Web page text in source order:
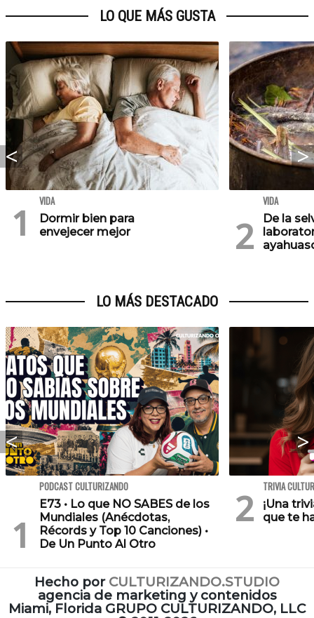
LO QUE MÁS GUSTA
VIDA
Dormir bien para
envejecer mejor
VIDA
De la
LO MÁS DESTACADO
PODCAST CULTURIZANDO
E73 • Lo que NO SABES de los
Mundiales (Anécdotas,
Récords y Top 10 Canciones) •
De Un Punto Al Otro
TRIVIA
¡Una
que te
Hecho por CULTURIZANDO.STUDIO
agencia de marketing y contenidos
Miami, Florida GRUPO CULTURIZANDO, LLC